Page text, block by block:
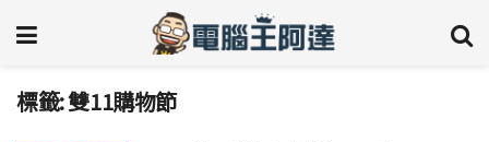
標籤:雙11購物節